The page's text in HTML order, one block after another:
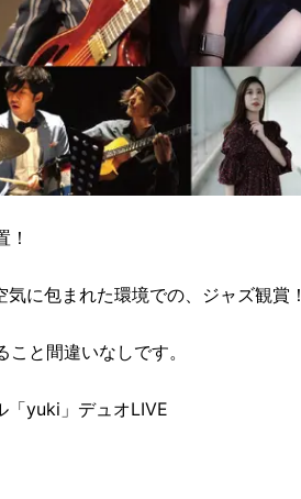
置！
に包まれた環境での、ジャズ観賞！
と間違いなしです。
yuki」デュオLIVE